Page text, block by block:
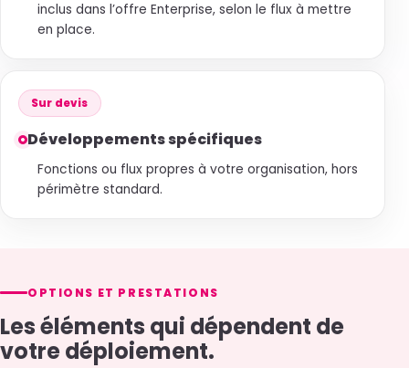
inclus dans l’offre Enterprise, selon le flux à mettre
en place.
Développements spécifiques
Fonctions ou flux propres à votre organisation, hors
périmètre standard.
Sur devis
OPTIONS ET PRESTATIONS
Les éléments qui dépendent de
votre déploiement.